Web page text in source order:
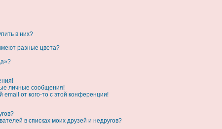
в них?
разные цвета?
личные сообщения!
от кого-то с этой конференции!
в списках моих друзей и недругов?